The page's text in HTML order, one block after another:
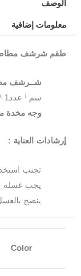
مفرد
سالرينو
الوصف
معلومات إضافية
طقم شرشف مطاط
شــرشف
سم ⁽ عدد1 ⁾
وجه مخدة
إرشادات العناية :
تجنب
يجب غسله
ينصح بالغسل
Color